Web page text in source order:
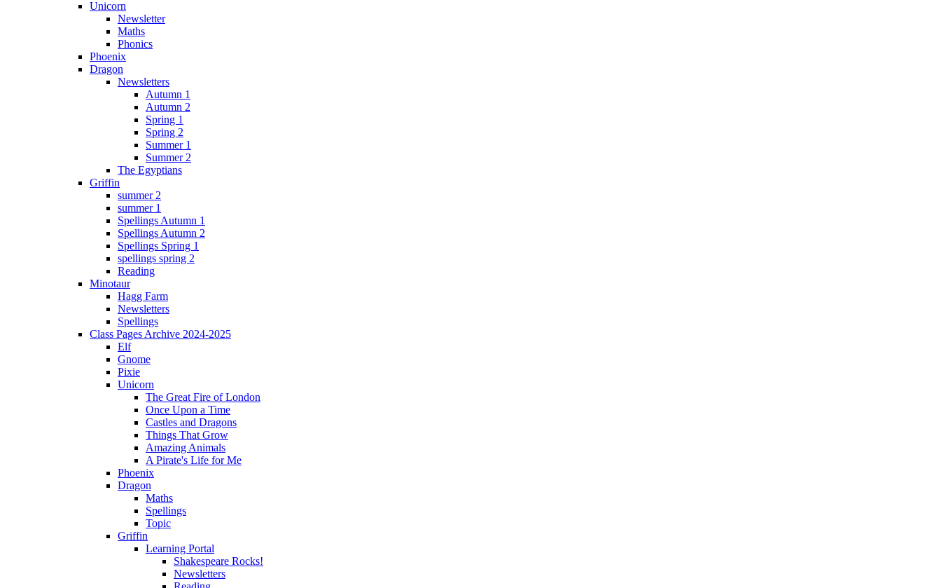
Unicorn
Newsletter
Maths
Phonics
Phoenix
Dragon
Newsletters
Autumn 1
Autumn 2
Spring 1
Spring 2
Summer 1
Summer 2
The Egyptians
Griffin
summer 2
summer 1
Spellings Autumn 1
Spellings Autumn 2
Spellings Spring 1
spellings spring 2
Reading
Minotaur
Hagg Farm
Newsletters
Spellings
Class Pages Archive 2024-2025
Elf
Gnome
Pixie
Unicorn
The Great Fire of London
Once Upon a Time
Castles and Dragons
Things That Grow
Amazing Animals
A Pirate's Life for Me
Phoenix
Dragon
Maths
Spellings
Topic
Griffin
Learning Portal
Shakespeare Rocks!
Newsletters